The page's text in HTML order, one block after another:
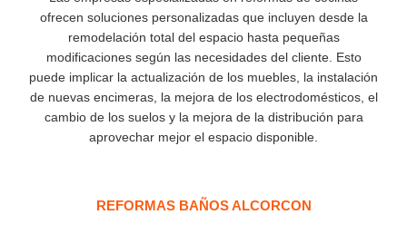
ofrecen soluciones personalizadas que incluyen desde la
remodelación total del espacio hasta pequeñas
modificaciones según las necesidades del cliente. Esto
puede implicar la actualización de los muebles, la instalación
de nuevas encimeras, la mejora de los electrodomésticos, el
cambio de los suelos y la mejora de la distribución para
aprovechar mejor el espacio disponible.
REFORMAS BAÑOS ALCORCON